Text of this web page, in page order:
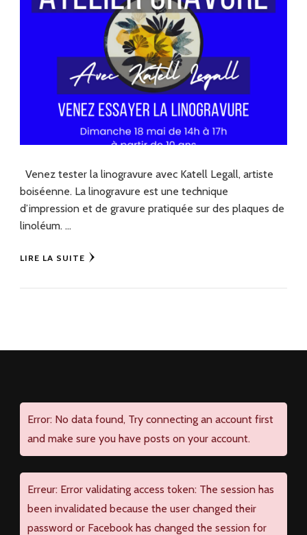
Venez tester la linogravure avec Katell Legall, artiste
boiséenne. La linogravure est une technique
d’impression et de gravure pratiquée sur des plaques de
linoléum. …
LIRE LA SUITE
Error: No data found, Try connecting an account first
and make sure you have posts on your account.
Erreur: Error validating access token: The session has
been invalidated because the user changed their
password or Facebook has changed the session for